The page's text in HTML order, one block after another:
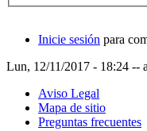
Inicie sesión para
Lun, 12/11/2017 - 18:24 --
Aviso Legal
Mapa de sitio
Preguntas frecuentes